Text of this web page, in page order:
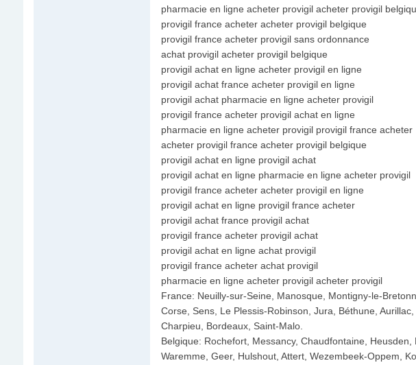
pharmacie en ligne acheter provigil acheter provigil
provigil france acheter acheter provigil belgique
provigil france acheter provigil sans ordonnance
achat provigil acheter provigil belgique
provigil achat en ligne acheter provigil en ligne
provigil achat france acheter provigil en ligne
provigil achat pharmacie en ligne acheter provigil
provigil france acheter provigil achat en ligne
pharmacie en ligne acheter provigil provigil france acheter
acheter provigil france acheter provigil belgique
provigil achat en ligne provigil achat
provigil achat en ligne pharmacie en ligne acheter provigil
provigil france acheter acheter provigil en ligne
provigil achat en ligne provigil france acheter
provigil achat france provigil achat
provigil france acheter provigil achat
provigil achat en ligne achat provigil
provigil france acheter achat provigil
pharmacie en ligne acheter provigil acheter provigil
France: Neuilly-sur-Seine, Manosque, Montigny-le-
Corse, Sens, Le Plessis-Robinson, Jura, Béthune,
Charpieu, Bordeaux, Saint-Malo.
Belgique: Rochefort, Messancy, Chaudfontaine,
Waremme, Geer, Hulshout, Attert, Wezembeek-Oppem,